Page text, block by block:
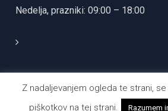
Nedelja, prazniki: 09:00 – 18:00
© 2021 JAVNI ZAVOD ZA
Z nadaljevanjem ogleda te strani,
piškotkov na tej strani.
Razumem